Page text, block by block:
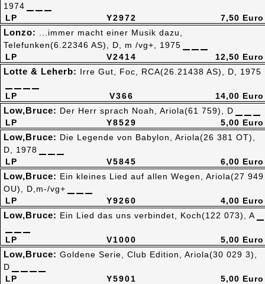
Y2972
LP
1974
7,50 Euro
V2414
LP
Lonzo:
...immer macht einer Musik dazu,
Telefunken(6.22346 AS), D, m /vg+, 1975
12,50 Euro
V366
LP
Lotte & Leherb: Irre Gut, Foc, RCA(26.21438 AS), D, 1975
14,00 Euro
Y8529
LP
Low,Bruce: Der Herr sprach Noah, Ariola(61 759), D
5,00 Euro
V5845
LP
Low,Bruce: Die Legende von Babylon, Ariola(26 381 OT),
D, 1978
6,00 Euro
Y9260
LP
Low,Bruce: Ein kleines Lied auf allen Wegen, Ariola(27 949
OU), D,m-/vg+
4,00 Euro
V1000
LP
Low,Bruce: Ein Lied das uns verbindet, Koch(122 073), A
5,00 Euro
Y5901
LP
Low,Bruce: Goldene Serie, Club Edition, Ariola(30 029 3),
D
5,00 Euro